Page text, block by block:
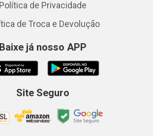
Política de Privacidade
de Troca e Devolução
Baixe já nosso APP
Site Seguro